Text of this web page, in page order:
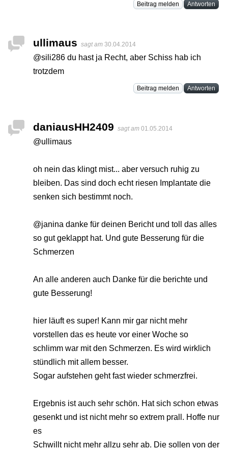
Beitrag melden Antworten
ullimaus sagt am 30.04.2014
@sili286 du hast ja Recht, aber Schiss hab ich
trotzdem
Beitrag melden Antworten
daniausHH2409 sagt am 01.05.2014
@ullimaus
oh nein das klingt mist... aber versuch ruhig zu
bleiben. Das sind doch echt riesen Implantate die
senken sich bestimmt noch.
@janina danke für deinen Bericht und toll das alles
so gut geklappt hat. Und gute Besserung für die
Schmerzen
An alle anderen auch Danke für die berichte und
gute Besserung!
hier läuft es super! Kann mir gar nicht mehr
vorstellen das es heute vor einer Woche so
schlimm war mit den Schmerzen. Es wird wirklich
stündlich mit allem besser.
Sogar aufstehen geht fast wieder schmerzfrei.
Ergebnis ist auch sehr schön. Hat sich schon etwas
gesenkt und ist nicht mehr so extrem prall. Hoffe nur
es
Schwillt nicht mehr allzu sehr ab. Die sollen von der